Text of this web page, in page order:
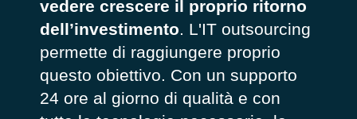
vedere crescere il proprio ritorno
dell’investimento. L'IT outsourcing
permette di raggiungere proprio
questo obiettivo. Con un supporto
24 ore al giorno di qualità e con